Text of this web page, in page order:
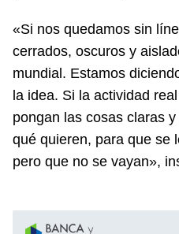
«Si nos quedamos sin
cerrados, oscuros y
mundial. Estamos
la idea. Si la actividad
pongan las cosas claras
qué quieren, para que se
pero que no se vayan»,